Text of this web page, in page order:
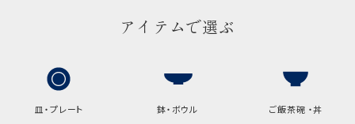
手提げ袋について
A:京名所 袋
アイテムで選ぶ
皿・プレート 鉢・ボウル ご飯茶碗 ・丼